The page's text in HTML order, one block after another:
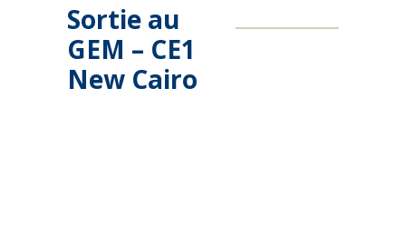
Sortie au
GEM – CE1
New Cairo